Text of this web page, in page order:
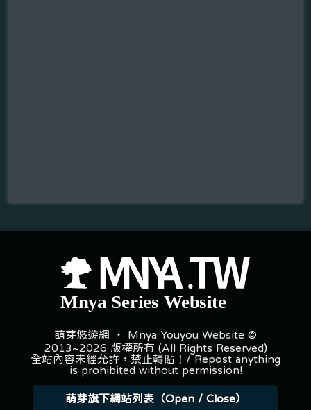
萌芽悠遊網 ‧ Mnya Youyou Website ©
2013~2026 版權所有 (All Rights Reserved)
全站內容未經允許，禁止轉貼！/ Repost anything
is prohibited without permission!
萌芽旗下網站列表（Open / Close）